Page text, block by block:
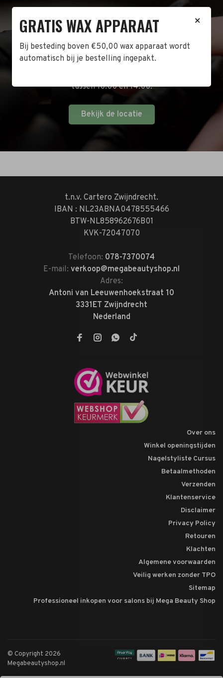
BEZOEK DE WINKEL!
winkel in Zwijndrecht! Het adres is: Antoni van
Leeuwenhoekstraat 10. Kom op een doordeweekse
tussen 10:00 en 14:00.
Bekijk de locatie
t.n.v. Cartero Zwijndrecht.
IBAN : NL23ABNA0478555466
BTW-NL858962676B01
KVK-72047070
Telefoon: 078-7370074
E-mail: verkoop@megabeautyshop.nl
Adres:
Antoni van Leeuwenhoekstraat 10
3331ET Zwijndrecht
Nederland
Over ons
Winkel openingstijden
Nagelstyliste Cursus
Betaalmethoden
Verzenden
Klantenservice
Disclaimer
Privacy Policy
Retouren
Klachten
Algemene voorwaarden
Veilig werken zonder TPO
Sitemap
Professioneel inkopen voor salons bij Mega Beauty Shop
© Copyright 2026
Megabeautyshop.nl
✕
GRATIS WAX APPARAAT
Bij besteding boven €50,00 wax apparaat wordt
automatisch bij je bestelling ingepakt.